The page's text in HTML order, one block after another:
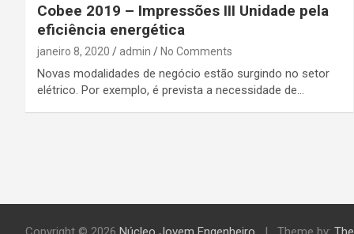
Cobee 2019 – Impressões III Unidade pela
eficiência energética
janeiro 8, 2020 admin No Comments
Novas modalidades de negócio estão surgindo no setor
elétrico. Por exemplo, é prevista a necessidade de…